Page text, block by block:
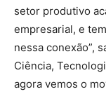
setor produtivo
empresarial, e
nessa conexão”,
Ciência,
agora vemos o